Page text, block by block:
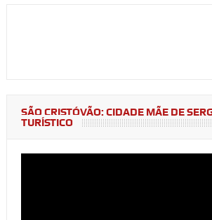
SÃO CRISTÓVÃO: CIDADE MÃE DE
TURÍSTICO